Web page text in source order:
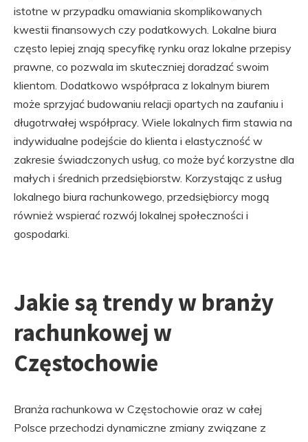
istotne w przypadku omawiania skomplikowanych
kwestii finansowych czy podatkowych. Lokalne biura
często lepiej znają specyfikę rynku oraz lokalne przepisy
prawne, co pozwala im skuteczniej doradzać swoim
klientom. Dodatkowo współpraca z lokalnym biurem
może sprzyjać budowaniu relacji opartych na zaufaniu i
długotrwałej współpracy. Wiele lokalnych firm stawia na
indywidualne podejście do klienta i elastyczność w
zakresie świadczonych usług, co może być korzystne dla
małych i średnich przedsiębiorstw. Korzystając z usług
lokalnego biura rachunkowego, przedsiębiorcy mogą
również wspierać rozwój lokalnej społeczności i
gospodarki.
Jakie są trendy w branży
rachunkowej w
Częstochowie
Branża rachunkowa w Częstochowie oraz w całej
Polsce przechodzi dynamiczne zmiany związane z